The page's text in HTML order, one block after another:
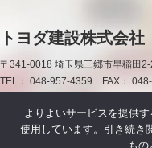
トヨダ建設株式会社
〒341-0018 埼玉県三郷市早稲田
TEL： 048-957-4359 FAX：
よりよいサービスを提供
使用しています。引き続き
もの